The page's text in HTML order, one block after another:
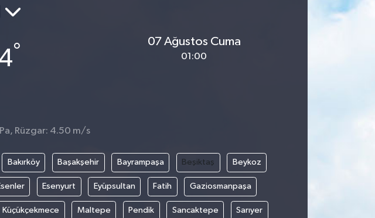
°
07 Ağustos Cuma
01:00
Rüzgar: 4.50 m/s
Bakırköy Başakşehir Bayrampaşa Beşiktaş Beykoz
Esenyurt Eyüpsultan Fatih Gaziosmanpaşa
Küçükçekmece Maltepe Pendik Sancaktepe Sarıyer